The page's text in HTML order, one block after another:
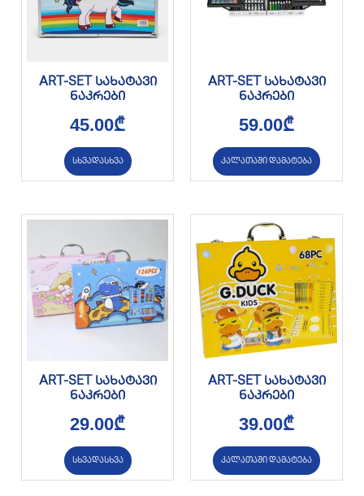
ART-SET სახატავი
ნაკრები
45.00₾
სხვადასხვა
ART-SET სახატავი
ნაკრები
59.00₾
კალათაში დამატება
ART-SET სახატავი
ნაკრები
29.00₾
სხვადასხვა
ART-SET სახატავი
ნაკრები
39.00₾
კალათაში დამატება